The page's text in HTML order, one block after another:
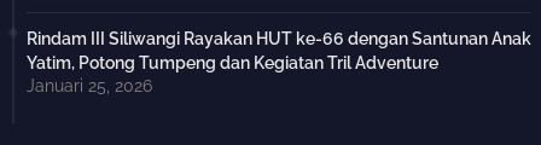
Rindam III Siliwangi Rayakan HUT ke-66 dengan Santunan Anak
Yatim, Potong Tumpeng dan Kegiatan Tril Adventure
Januari 25, 2026